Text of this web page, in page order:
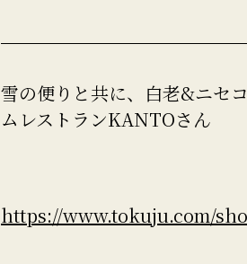
雪の便りと共に、白老&ニセ
ムレストランKANTOさん
https://www.tokuju.com/